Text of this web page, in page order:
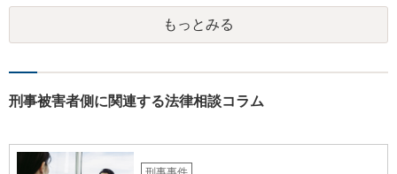
相談をされた方が良いかと思われます。
もっとみる
刑事被害者側に関連する法律相談コラム